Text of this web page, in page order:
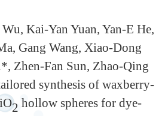
Kai-Yan Yuan, Yan-E He,
Gang Wang, Xiao-Dong
Zhen-Fan Sun, Zhao-Qing
synthesis of waxberry-
2 hollow spheres for dye-